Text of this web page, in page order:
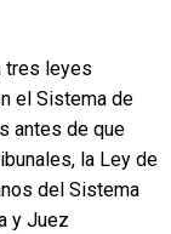
tres leyes
el Sistema de
antes de que
la Ley de
del Sistema
y Juez